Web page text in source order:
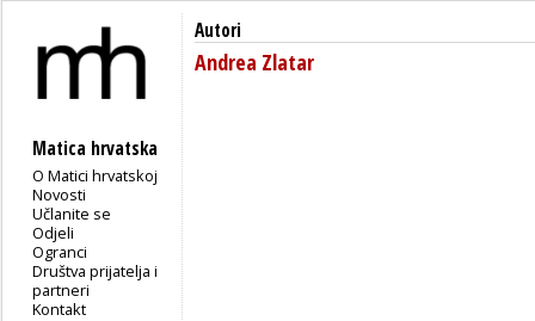
Matica hrvatska
O Matici hrvatskoj
Novosti
Učlanite se
Odjeli
Ogranci
Društva prijatelja i
partneri
Kontakt
Autori
Andrea Zlatar